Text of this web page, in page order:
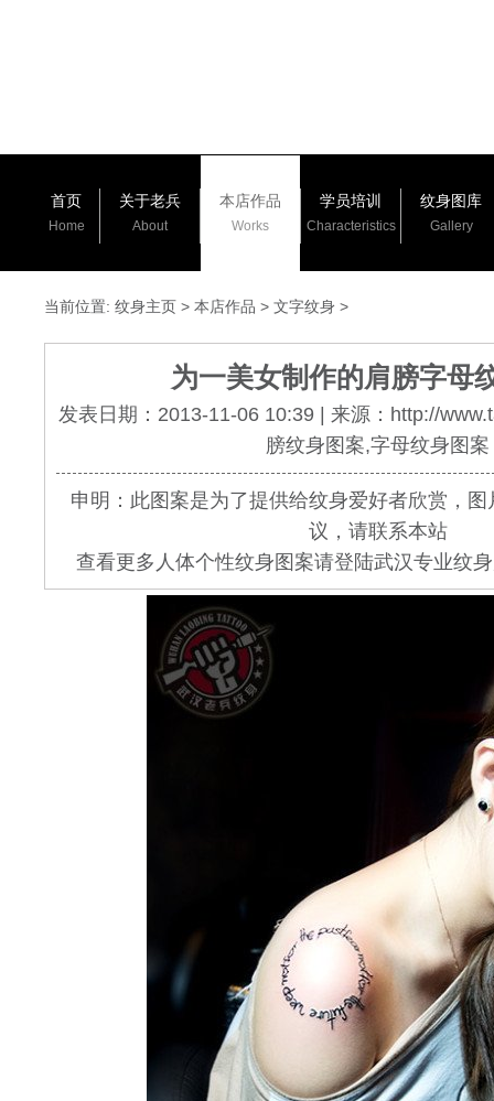
首页
Home
关于老兵
About
本店作品
Works
学员培训
Characteristics
纹身图库
Gallery
当前位置: 纹身主页 > 本店作品 > 文字纹身 >
为一美女制作的肩膀字母
发表日期：2013-11-06 10:39 | 来源：http://
膀纹身图案,字母纹身图案
申明：此图案是为了提供给纹身爱好者欣赏，
议，请联系本站
查看更多人体个性纹身图案请登陆武汉专业纹